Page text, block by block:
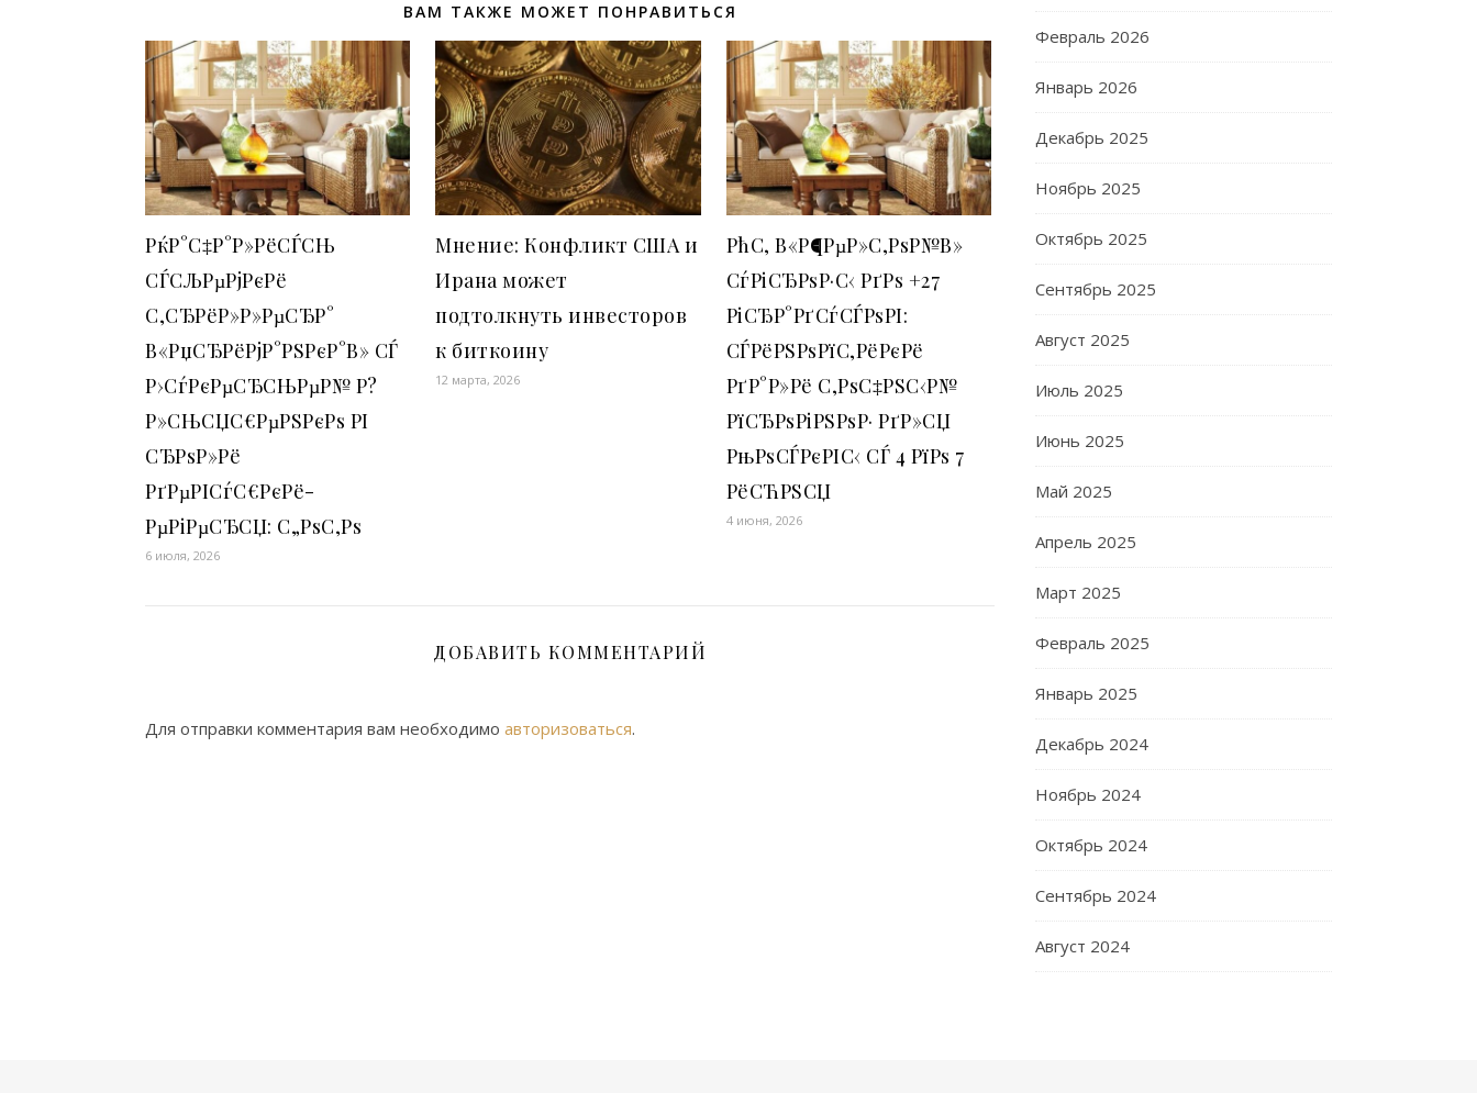
ВАМ ТАКЖЕ МОЖЕТ ПОНРАВИТЬСЯ
РќР°С‡Р°Р»РёСЃСЊ
СЃСЉРµРјРєРё
С‚СЂРёР»Р»РµСЂР°
В«РџСЂРёРјР°РЅРєР°В» СЃ
Р›СѓРєРµСЂСЊРµР№ Р?
Р»СЊСЏС€РµРЅРєРѕ РІ
СЂРѕР»Рё
РґРµРІСѓС€РєРё-
РµРіРµСЂСЏ: С„РѕС‚Рѕ
6 июля, 2026
Мнение: Конфликт США и
Ирана может
подтолкнуть инвесторов
к биткоину
12 марта, 2026
РћС‚ В«Р¶РµР»С‚РѕР№В»
СѓРіСЂРѕР·С‹ РґРѕ +27
РіСЂР°РґСѓСЃРѕРІ:
СЃРёРЅРѕРїС‚РёРєРё
РґР°Р»Рё С‚РѕС‡РЅС‹Р№
РїСЂРѕРіРЅРѕР· РґР»СЏ
РњРѕСЃРєРІС‹ СЃ 4 РїРѕ 7
РёСЋРЅСЏ
4 июня, 2026
ДОБАВИТЬ КОММЕНТАРИЙ
Для отправки комментария вам необходимо авторизоваться.
Февраль 2026
Январь 2026
Декабрь 2025
Ноябрь 2025
Октябрь 2025
Сентябрь 2025
Август 2025
Июль 2025
Июнь 2025
Май 2025
Апрель 2025
Март 2025
Февраль 2025
Январь 2025
Декабрь 2024
Ноябрь 2024
Октябрь 2024
Сентябрь 2024
Август 2024